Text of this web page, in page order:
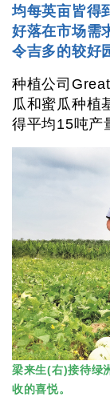
均每英亩皆得
好落在市场需
令吉多的较好
种植公司
瓜和蜜瓜种植
得平均15吨产
梁来生(右)接待绿
收的喜悦。